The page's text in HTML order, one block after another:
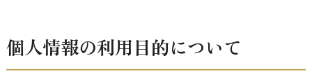
個人情報の利用目的について